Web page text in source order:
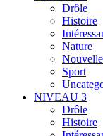
Drôle
Histoire
Nature
Sport
NIVEAU 3
Drôle
Histoire